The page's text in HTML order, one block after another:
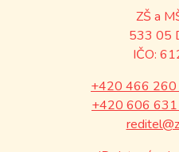
ZŠ a
533 05
IČO:
+420 466
+420 606